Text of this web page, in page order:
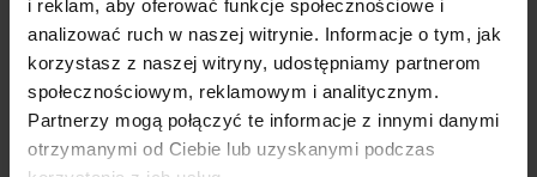
i reklam, aby oferować funkcje społecznościowe i
analizować ruch w naszej witrynie. Informacje o tym, jak
korzystasz z naszej witryny, udostępniamy partnerom
społecznościowym, reklamowym i analitycznym.
Partnerzy mogą połączyć te informacje z innymi danymi
otrzymanymi od Ciebie lub uzyskanymi podczas
Koszt dostawy